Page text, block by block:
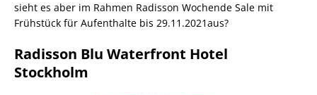
sieht es aber im Rahmen Radisson Wochende Sale mit
Frühstück für Aufenthalte bis 29.11.2021aus?
Radisson Blu Waterfront Hotel
Stockholm